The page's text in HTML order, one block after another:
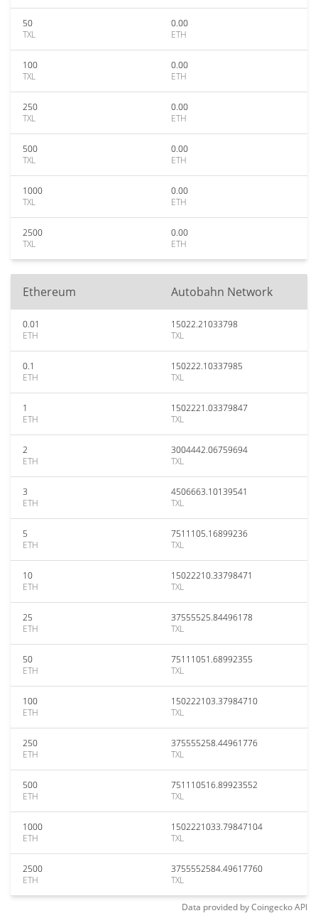
50
TXL
0.00
ETH
100
TXL
0.00
ETH
250
TXL
0.00
ETH
500
TXL
0.00
ETH
1000
TXL
0.00
ETH
2500
TXL
0.00
ETH
Ethereum Autobahn Network
0.01
ETH
15022.21033798
TXL
0.1
ETH
150222.10337985
TXL
1
ETH
1502221.03379847
TXL
2
ETH
3004442.06759694
TXL
3
ETH
4506663.10139541
TXL
5
ETH
7511105.16899236
TXL
10
ETH
15022210.33798471
TXL
25
ETH
37555525.84496178
TXL
50
ETH
75111051.68992355
TXL
100
ETH
150222103.37984710
TXL
250
ETH
375555258.44961776
TXL
500
ETH
751110516.89923552
TXL
1000
ETH
1502221033.79847104
TXL
2500
ETH
3755552584.49617760
TXL
Data provided byCoingeckoAPI